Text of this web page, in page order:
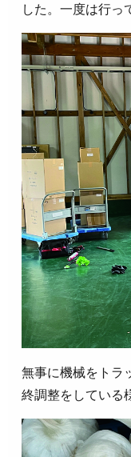
した。一度は行っ
無事に機械をトラ
終調整をしている